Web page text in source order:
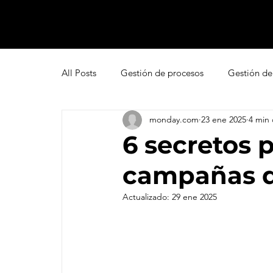
All Posts Gestión de procesos Gestión
Pipedrive Smartsheet Resource
Innovación Liderazgo Freshsales
6 secretos
campañas
monday.com 23 ene 2025 4 min
Actualizado: 29 ene 2025